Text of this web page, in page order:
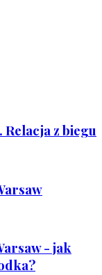
z biegu
- jak